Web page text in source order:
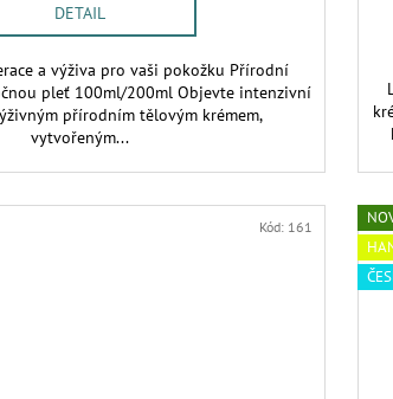
DETAIL
a výživa pro vaši pokožku Přírodní
pleť 100ml/200ml Objevte intenzivní
přírodním tělovým krémem,
vytvořeným...
Kód: 161